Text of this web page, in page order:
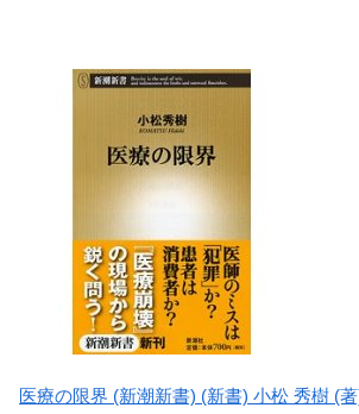
医療の限界 (新潮新書) (新書) 小松 秀樹 (